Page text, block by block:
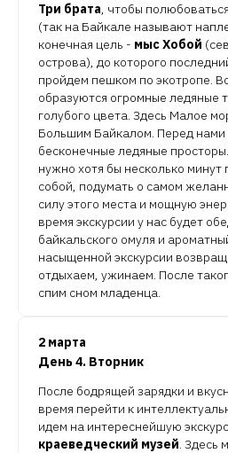
Три брата, чтобы
(так на Байкале называют
конечная цель - мыс Хобой
острова), до которого
пройдем пешком по экотропе.
образуются огромные ледяные
голубого цвета. Здесь Малое
Большим Байкалом. Перед нами
бесконечные ледяные
нужно хотя бы несколько минут
собой, подумать о самом
силу этого места и мощную
время экскурсии у нас будет
байкальского омуля и
насыщенной экскурсии
отдыхаем, ужинаем. После
спим сном младенца.
2 марта
День 4. Вторник
После бодрящей зарядки и
время перейти к
идем на интереснейшую
краеведческий музей. Здесь